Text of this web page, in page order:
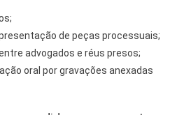
de peças processuais;
advogados e réus presos;
oral por gravações anexadas